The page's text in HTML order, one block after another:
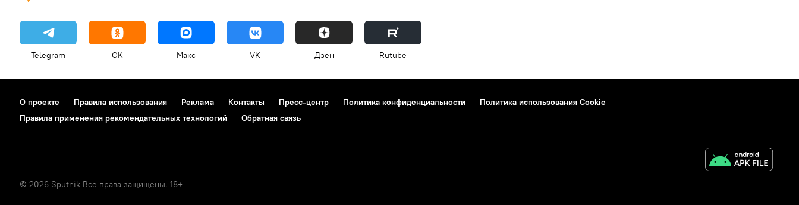
Telegram OK Макс VK Дзен Rutube
О проекте Правила использования Реклама Контакты Пресс-центр Политика конфиденциальности
Политика использования Cookie
Правила применения рекомендательных технологий
Обратная связь
© 2026 Sputnik Все права защищены. 18+